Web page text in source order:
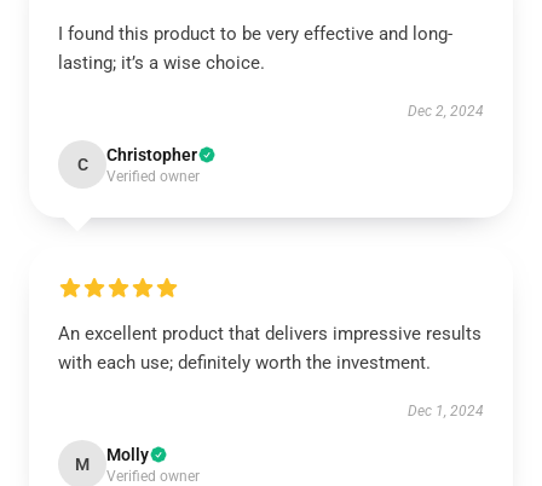
I found this product to be very effective and long-
lasting; it’s a wise choice.
Dec 2, 2024
C Christopher
Verified owner
An excellent product that delivers impressive results
with each use; definitely worth the investment.
Dec 1, 2024
M Molly
Verified owner